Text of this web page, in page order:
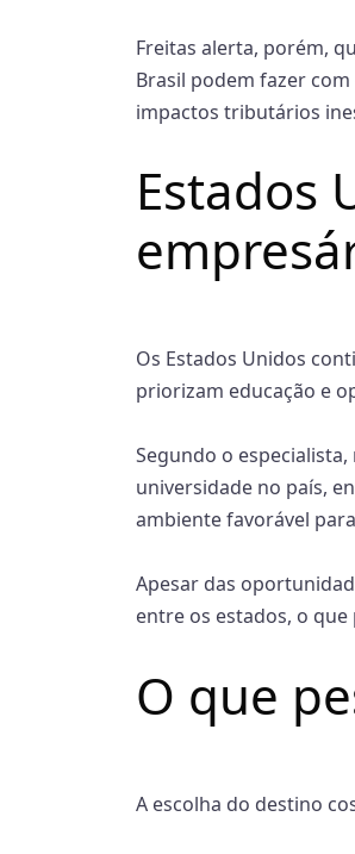
Freitas alerta, porém,
Brasil podem fazer
impactos tributários
Estados
Os Estados Unidos
priorizam educação e
Segundo o
universidade no país,
ambiente favorável
Apesar das
entre os estados, o
O que
A escolha do destino